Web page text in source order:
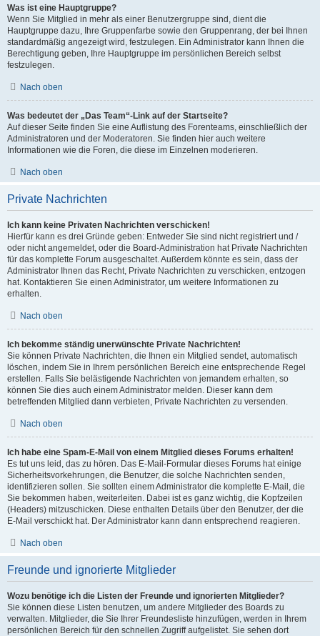
Was ist eine Hauptgruppe?
Wenn Sie Mitglied in mehr als einer Benutzergruppe sind, dient die
Hauptgruppe dazu, Ihre Gruppenfarbe sowie den Gruppenrang, der bei Ihnen
standardmäßig angezeigt wird, festzulegen. Ein Administrator kann Ihnen die
Berechtigung geben, Ihre Hauptgruppe im persönlichen Bereich selbst
festzulegen.
Nach oben
Was bedeutet der „Das Team“-Link auf der Startseite?
Auf dieser Seite finden Sie eine Auflistung des Forenteams, einschließlich der
Administratoren und der Moderatoren. Sie finden hier auch weitere
Informationen wie die Foren, die diese im Einzelnen moderieren.
Nach oben
Private Nachrichten
Ich kann keine Privaten Nachrichten verschicken!
Hierfür kann es drei Gründe geben: Entweder Sie sind nicht registriert und /
oder nicht angemeldet, oder die Board-Administration hat Private Nachrichten
für das komplette Forum ausgeschaltet. Außerdem könnte es sein, dass der
Administrator Ihnen das Recht, Private Nachrichten zu verschicken, entzogen
hat. Kontaktieren Sie einen Administrator, um weitere Informationen zu
erhalten.
Nach oben
Ich bekomme ständig unerwünschte Private Nachrichten!
Sie können Private Nachrichten, die Ihnen ein Mitglied sendet, automatisch
löschen, indem Sie in Ihrem persönlichen Bereich eine entsprechende Regel
erstellen. Falls Sie belästigende Nachrichten von jemandem erhalten, so
können Sie dies auch einem Administrator melden. Dieser kann dem
betreffenden Mitglied dann verbieten, Private Nachrichten zu versenden.
Nach oben
Ich habe eine Spam-E-Mail von einem Mitglied dieses Forums erhalten!
Es tut uns leid, das zu hören. Das E-Mail-Formular dieses Forums hat einige
Sicherheitsvorkehrungen, die Benutzer, die solche Nachrichten senden,
identifizieren sollen. Sie sollten einem Administrator die komplette E-Mail, die
Sie bekommen haben, weiterleiten. Dabei ist es ganz wichtig, die Kopfzeilen
(Headers) mitzuschicken. Diese enthalten Details über den Benutzer, der die
E-Mail verschickt hat. Der Administrator kann dann entsprechend reagieren.
Nach oben
Freunde und ignorierte Mitglieder
Wozu benötige ich die Listen der Freunde und ignorierten Mitglieder?
Sie können diese Listen benutzen, um andere Mitglieder des Boards zu
verwalten. Mitglieder, die Sie Ihrer Freundesliste hinzufügen, werden in Ihrem
persönlichen Bereich für den schnellen Zugriff aufgelistet. Sie sehen dort